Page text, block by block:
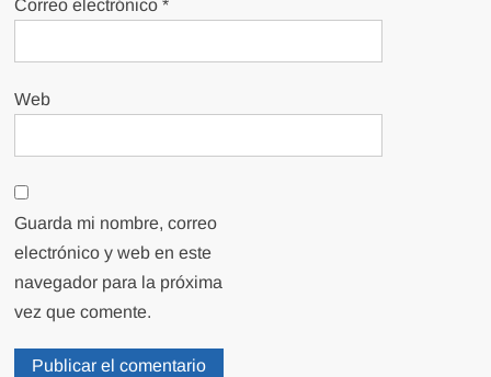
Correo electrónico*
Web
Guarda mi nombre, correo
electrónico y web en este
navegador para la próxima
vez que comente.